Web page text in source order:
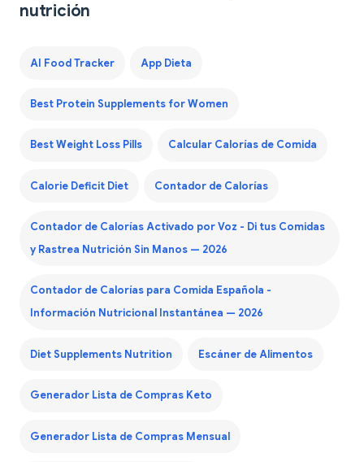
nutrición
AI Food Tracker App Dieta
Best Protein Supplements for Women
Best Weight Loss Pills Calcular Calorías de Comida
Calorie Deficit Diet Contador de Calorías
Contador de Calorías Activado por Voz - Di tus Comidas
y Rastrea Nutrición Sin Manos — 2026
Contador de Calorías para Comida Española -
Información Nutricional Instantánea — 2026
Diet Supplements Nutrition Escáner de Alimentos
Generador Lista de Compras Keto
Generador Lista de Compras Mensual